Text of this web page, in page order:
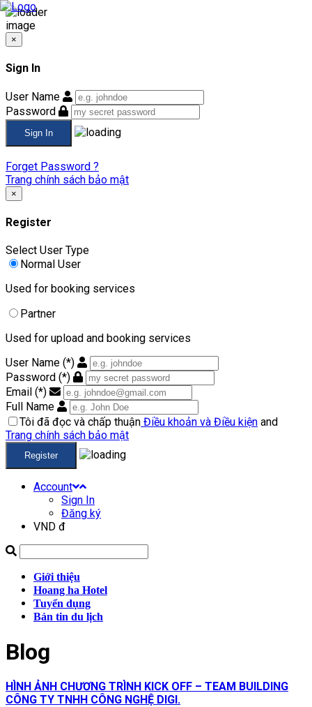
×
Sign In
User Name
Password
Forget Password ?
Trang chính sách bảo mật
×
Register
Select User Type
Normal User
Used for booking services
Partner
Used for upload and booking services
User Name (*)
Password (*)
Email (*)
Full Name
Tôi đã đọc và chấp thuận Điều khoản và Điều kiện and
Trang chính sách bảo mật
Register
Account
Sign In
Đăng ký
VND đ
Giới thiệu
Hoang ha Hotel
Tuyển dụng
Bản tin du lịch
Blog
HÌNH ẢNH CHƯƠNG TRÌNH KICK OFF – TEAM BUILDING
CÔNG TY TNHH CÔNG NGHỆ DIGI.